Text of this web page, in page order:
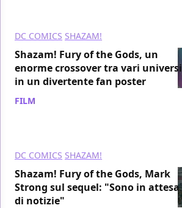
DC COMICS SHAZAM!
Shazam! Fury of the Gods, un
enorme crossover tra vari universi
in un divertente fan poster
FILM
DC COMICS SHAZAM!
Shazam! Fury of the Gods, Mark
Strong sul sequel: "Sono in attesa
di notizie"